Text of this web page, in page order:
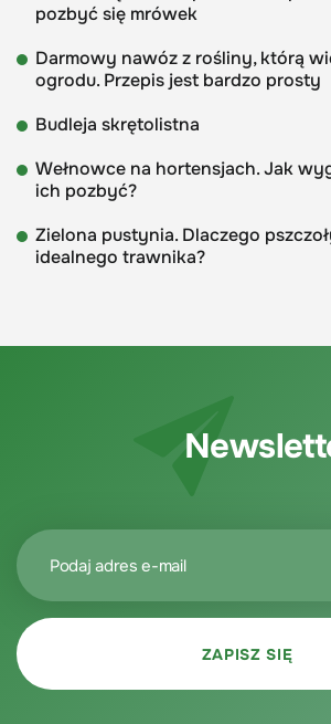
pozbyć się mrówek
Darmowy nawóz z rośliny, którą
ogrodu. Przepis jest bardzo prosty
Budleja skrętolistna
Wełnowce na hortensjach. Jak
ich pozbyć?
Zielona pustynia. Dlaczego
idealnego trawnika?